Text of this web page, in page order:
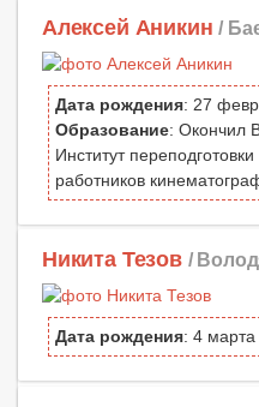
Алексей Аникин /
Дата рождения: 27
Образование: Окончил
Институт
работников
Никита Тезов /
Дата рождения: 4 марта